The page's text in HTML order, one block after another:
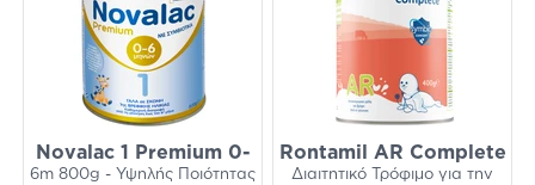
Novalac 1 Premium 0-
6m 800g - Υψηλής Ποιότητας
Rontamil AR Complete
Διαιτητικό Τρόφιμο για την